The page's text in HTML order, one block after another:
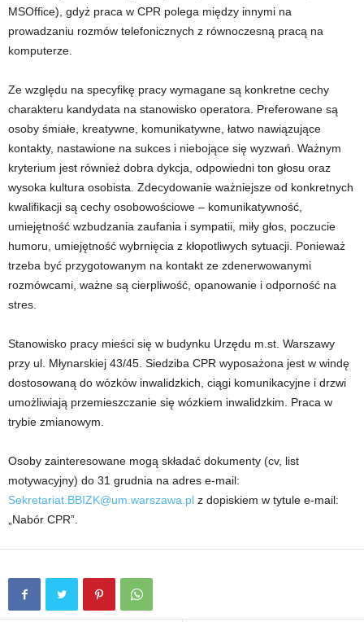
MSOffice), gdyż praca w CPR polega między innymi na
prowadzaniu rozmów telefonicznych z równoczesną pracą na
komputerze.
Ze względu na specyfikę pracy wymagane są konkretne cechy
charakteru kandydata na stanowisko operatora. Preferowane są
osoby śmiałe, kreatywne, komunikatywne, łatwo nawiązujące
kontakty, nastawione na sukces i niebojące się wyzwań. Ważnym
kryterium jest również dobra dykcja, odpowiedni ton głosu oraz
wysoka kultura osobista. Zdecydowanie ważniejsze od konkretnych
kwalifikacji są cechy osobowościowe – komunikatywność,
umiejętność wzbudzania zaufania i sympatii, miły głos, poczucie
humoru, umiejętność wybrnięcia z kłopotliwych sytuacji. Ponieważ
trzeba być przygotowanym na kontakt ze zdenerwowanymi
rozmówcami, ważne są cierpliwość, opanowanie i odporność na
stres.
Stanowisko pracy mieści się w budynku Urzędu m.st. Warszawy
przy ul. Młynarskiej 43/45. Siedziba CPR wyposażona jest w windę
dostosowaną do wózków inwalidzkich, ciągi komunikacyjne i drzwi
umożliwiają przemieszczanie się wózkiem inwalidzkim. Praca w
trybie zmianowym.
Osoby zainteresowane mogą składać dokumenty (cv, list
motywacyjny) do 31 grudnia na adres e-mail:
Sekretariat.BBIZK@um.warszawa.pl z dopiskiem w tytule e-mail:
„Nabór CPR”.